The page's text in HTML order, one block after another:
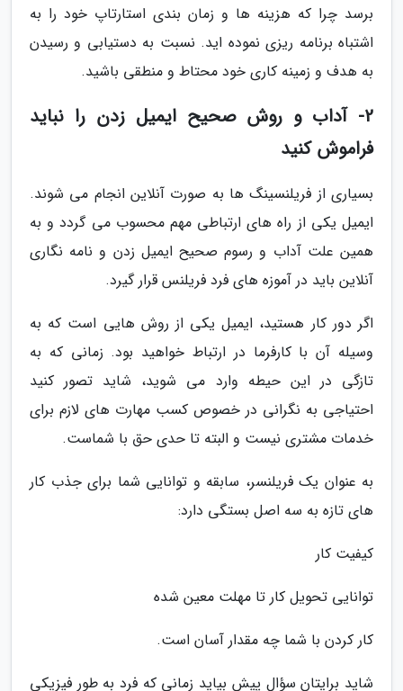
برسد چرا که هزینه ها و زمان بندی استارتاپ خود را به
اشتباه برنامه ریزی نموده اید. نسبت به دستیابی و رسیدن
به هدف و زمینه کاری خود محتاط و منطقی باشید.
2- آداب و روش صحیح ایمیل زدن را نباید
فراموش کنید
بسیاری از فریلنسینگ ها به صورت آنلاین انجام می شوند.
ایمیل یکی از راه های ارتباطی مهم محسوب می گردد و به
همین علت آداب و رسوم صحیح ایمیل زدن و نامه نگاری
آنلاین باید در آموزه های فرد فریلنس قرار گیرد.
اگر دور کار هستید، ایمیل یکی از روش هایی است که به
وسیله آن با کارفرما در ارتباط خواهید بود. زمانی که به
تازگی در این حیطه وارد می شوید، شاید تصور کنید
احتیاجی به نگرانی در خصوص کسب مهارت های لازم برای
خدمات مشتری نیست و البته تا حدی حق با شماست.
به عنوان یک فریلنسر، سابقه و توانایی شما برای جذب کار
های تازه به سه اصل بستگی دارد:
کیفیت کار
توانایی تحویل کار تا مهلت معین شده
کار کردن با شما چه مقدار آسان است.
شاید برایتان سؤال پیش بیاید زمانی که فرد به طور فیزیکی